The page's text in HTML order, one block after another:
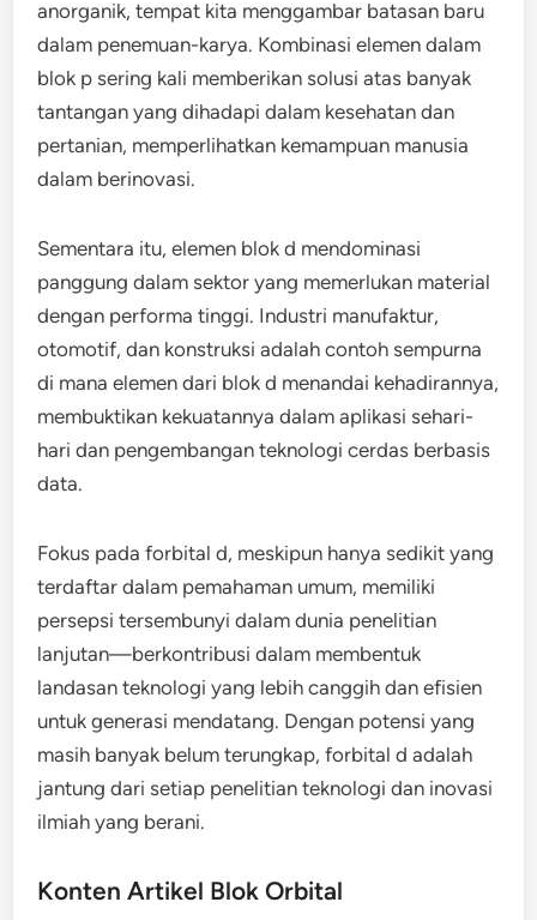
anorganik, tempat kita menggambar batasan baru
dalam penemuan-karya. Kombinasi elemen dalam
blok p sering kali memberikan solusi atas banyak
tantangan yang dihadapi dalam kesehatan dan
pertanian, memperlihatkan kemampuan manusia
dalam berinovasi.
Sementara itu, elemen blok d mendominasi
panggung dalam sektor yang memerlukan material
dengan performa tinggi. Industri manufaktur,
otomotif, dan konstruksi adalah contoh sempurna
di mana elemen dari blok d menandai kehadirannya,
membuktikan kekuatannya dalam aplikasi sehari-
hari dan pengembangan teknologi cerdas berbasis
data.
Fokus pada forbital d, meskipun hanya sedikit yang
terdaftar dalam pemahaman umum, memiliki
persepsi tersembunyi dalam dunia penelitian
lanjutan—berkontribusi dalam membentuk
landasan teknologi yang lebih canggih dan efisien
untuk generasi mendatang. Dengan potensi yang
masih banyak belum terungkap, forbital d adalah
jantung dari setiap penelitian teknologi dan inovasi
ilmiah yang berani.
Konten Artikel Blok Orbital